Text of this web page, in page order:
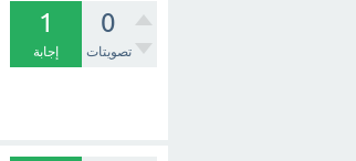
0
تصويتات
1
إجابة